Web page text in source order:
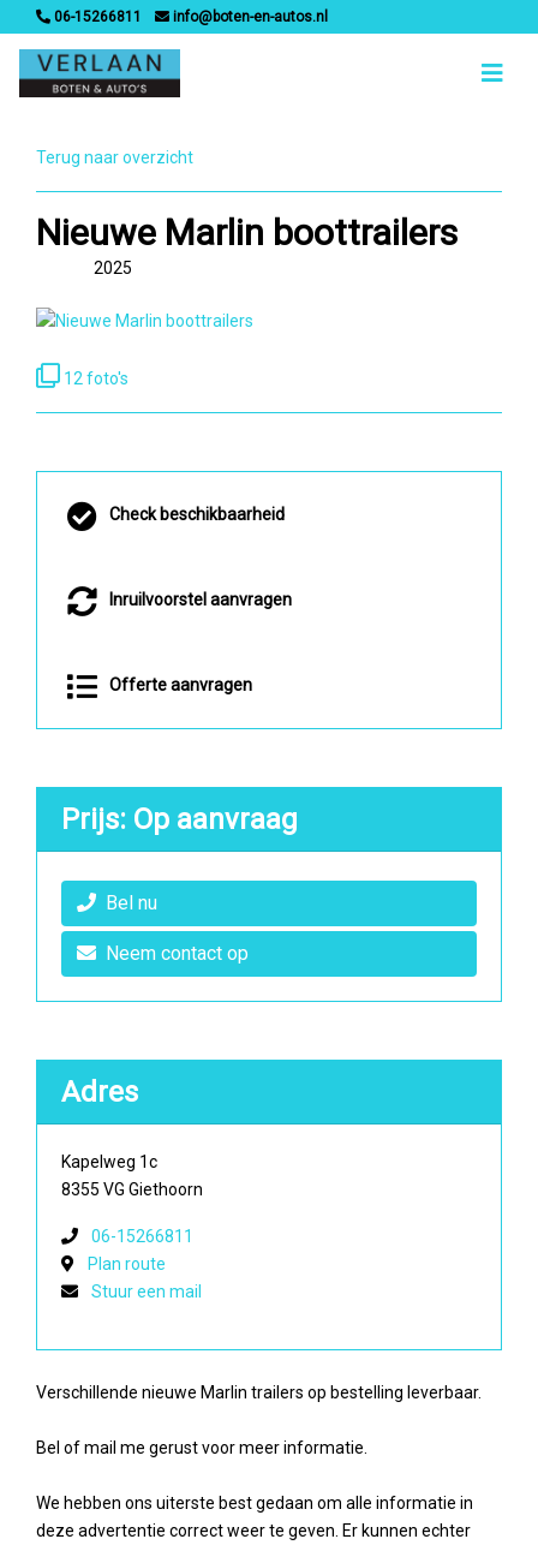
06-15266811 info@boten-en-autos.nl
Terug naar overzicht
Nieuwe Marlin boottrailers
2025
12 foto's
Check beschikbaarheid
Inruilvoorstel aanvragen
Offerte aanvragen
Verschillende nieuwe Marlin trailers op bestelling leverbaar.
Bel of mail me gerust voor meer informatie.
We hebben ons uiterste best gedaan om alle informatie in
deze advertentie correct weer te geven. Er kunnen echter
Prijs: Op aanvraag
Bel nu
Neem contact op
Adres
Kapelweg 1c
8355 VG Giethoorn
06-15266811
Plan route
Stuur een mail